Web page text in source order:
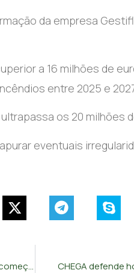
da empresa
a 16 milhões de
entre 2025 e
os 20 milhões
eventuais
Sócrates exige ser indemnizado pelo Estado. Tribunal começa hoje a julgar CHEGA defende